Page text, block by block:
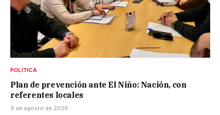
POLÍTICA
Plan de prevención ante El Niño: Nación, con
referentes locales
9 de agosto de 2026